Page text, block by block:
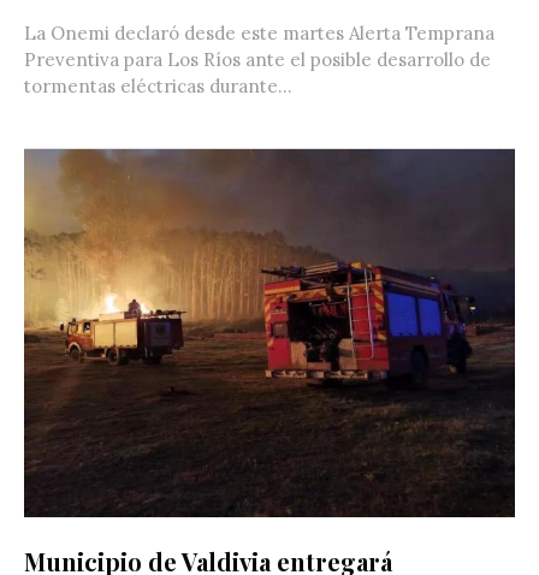
La Onemi declaró desde este martes Alerta Temprana
Preventiva para Los Ríos ante el posible desarrollo de
tormentas eléctricas durante...
Municipio de Valdivia entregará